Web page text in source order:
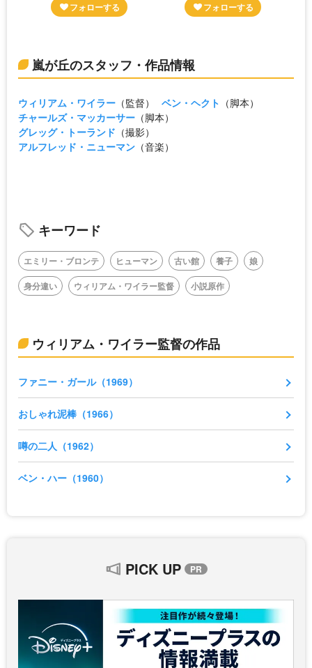
嵐が丘のスタッフ・作品情報
ウィリアム・ワイラー （監督） ベン・ヘクト （脚本）
チャールズ・マッカーサー （脚本）
グレッグ・トーランド （撮影）
アルフレッド・ニューマン （音楽）
キーワード
エミリー・ブロンテ ヒューマン 古い館 養子
娘
身分違い
ウィリアム・ワイラー監督 小説原作
ウィリアム・ワイラー監督の作品
ファニー・ガール（1969）
おしゃれ泥棒（1966）
噂の二人（1962）
ベン・ハー（1960）
PICK UP